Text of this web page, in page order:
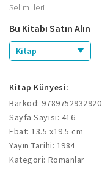
Selim İleri
Bu Kitabı Satın Alın
Kitap
Kitap Künyesi:
Barkod: 9789752932920
Sayfa Sayısı: 416
Ebat: 13.5 x19.5 cm
Yayın Tarihi: 1984
Kategori: Romanlar